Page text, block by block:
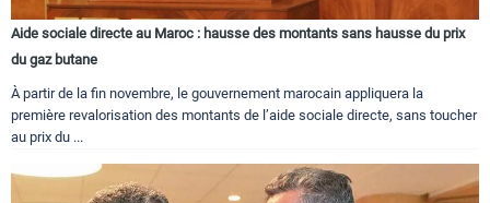
Aide sociale directe au Maroc : hausse des montants sans hausse du prix
du gaz butane
À partir de la fin novembre, le gouvernement marocain appliquera la
première revalorisation des montants de l’aide sociale directe, sans toucher
au prix du ...